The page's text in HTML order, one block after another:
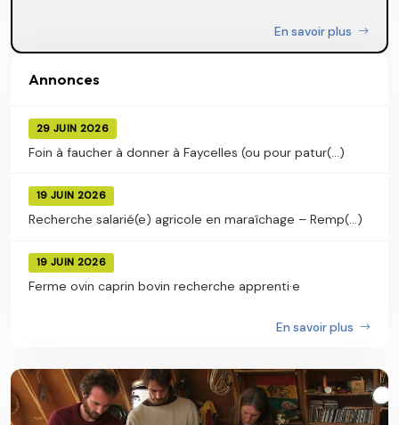
En savoir plus
Annonces
29 JUIN 2026
Foin à faucher à donner à Faycelles (ou pour patur(...)
19 JUIN 2026
Recherche salarié(e) agricole en maraîchage – Remp(...)
19 JUIN 2026
Ferme ovin caprin bovin recherche apprenti·e
En savoir plus